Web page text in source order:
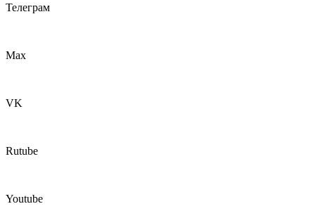
Телеграм
Max
VK
Rutube
Youtube